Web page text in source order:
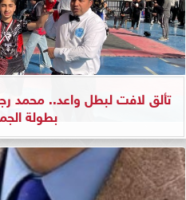
تألق لافت لبطل واعد.. محمد
بطولة